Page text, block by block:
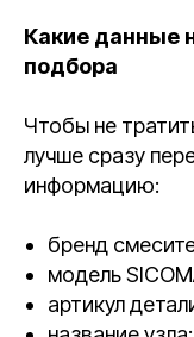
Какие данные
подбора
Чтобы не
лучше сразу
информацию:
бренд
модель
артикул